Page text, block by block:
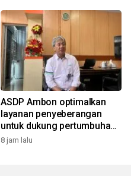
ASDP Ambon optimalkan
layanan penyeberangan
untuk dukung pertumbuhan
ekonomi dan pariwisata
8 jam lalu